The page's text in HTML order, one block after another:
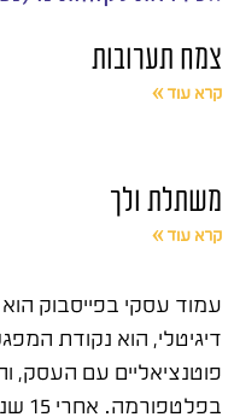
צמח תערובות
קרא עוד »
משתלת ולך
קרא עוד »
עמוד עסקי בפייסבוק
דיגיטלי, הוא נקודת
פוטנציאליים עם העסק,